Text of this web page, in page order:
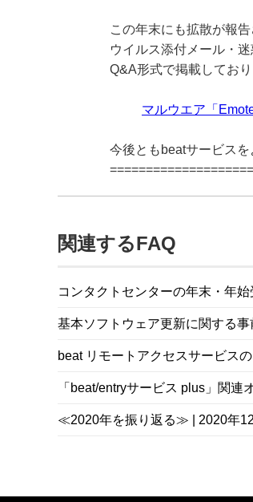
この年末にも拡散が報
ウイルス添付メール・
Q&A形式で掲載しており
マルウエア「
今後ともbeatサービスを
関連するFAQ
コンタクトセンターの年末・年
基本ソフトウェア更新に関する
beat リモートアクセスサービス
「beat/entryサービス plus」関
≪2020年を振り返る≫ | 2020年